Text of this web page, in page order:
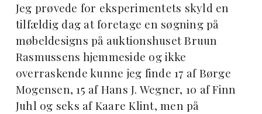
Jeg prøvede for eksperimentets skyld en
tilfældig dag at foretage en søgning på
møbeldesigns på auktionshuset Bruun
Rasmussens hjemmeside og ikke
overraskende kunne jeg finde 17 af Børge
Mogensen, 15 af Hans J. Wegner, 10 af Finn
Juhl og seks af Kaare Klint, men på